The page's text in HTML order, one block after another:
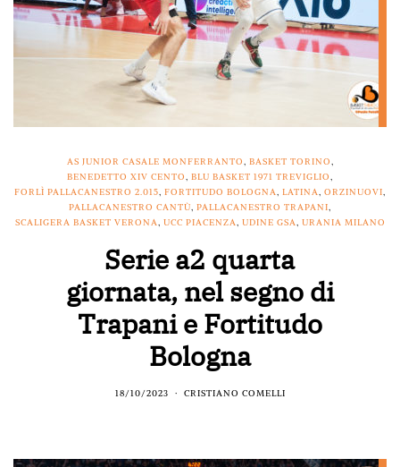
AS JUNIOR CASALE MONFERRANTO, BASKET TORINO,
BENEDETTO XIV CENTO, BLU BASKET 1971 TREVIGLIO,
FORLÌ PALLACANESTRO 2.015, FORTITUDO BOLOGNA, LATINA, ORZINUOVI,
PALLACANESTRO CANTÙ, PALLACANESTRO TRAPANI,
SCALIGERA BASKET VERONA, UCC PIACENZA, UDINE GSA, URANIA MILANO
Serie a2 quarta
giornata, nel segno di
Trapani e Fortitudo
Bologna
18/10/2023 CRISTIANO COMELLI